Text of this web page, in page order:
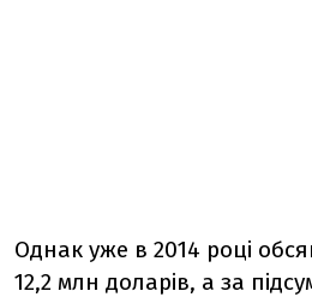
Однак уже в 2014 році
12,2 млн доларів, а за